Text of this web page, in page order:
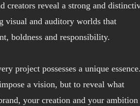
creators reveal a strong and
visual and auditory worlds that
boldness and responsibility.
project possesses a unique
a vision, but to reveal what
your creation and your ambition